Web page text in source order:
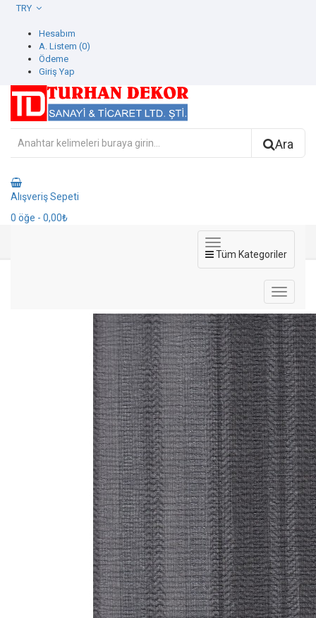
Hesabım
A. Listem (0)
Ödeme
Giriş Yap
Ara
Alışveriş Sepeti
0 öğe - 0,00₺
Tüm Kategoriler